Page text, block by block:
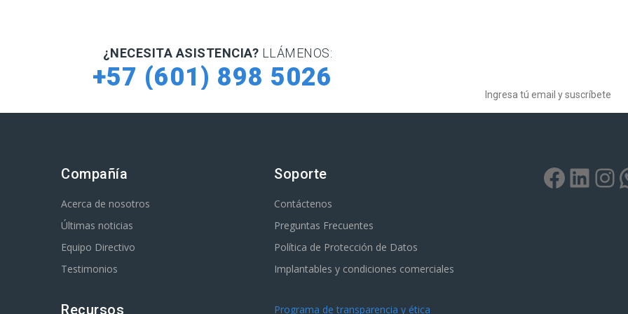
¿NECESITA ASISTENCIA? LLÁMENOS:
+57 (601) 898 5026
Compañía
Acerca de nosotros
Últimas noticias
Equipo Directivo
Testimonios
Recursos
Soporte
Contáctenos
Preguntas Frecuentes
Política de Protección de Datos
Implantables y condiciones comerciales
Programa de transparencia y ética